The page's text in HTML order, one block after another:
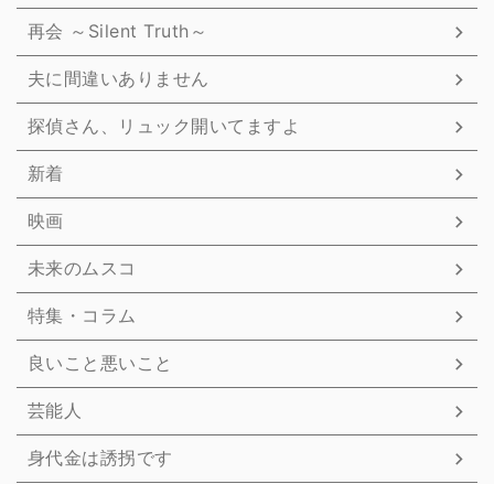
再会 ～Silent Truth～
夫に間違いありません
探偵さん、リュック開いてますよ
新着
映画
未来のムスコ
特集・コラム
良いこと悪いこと
芸能人
身代金は誘拐です